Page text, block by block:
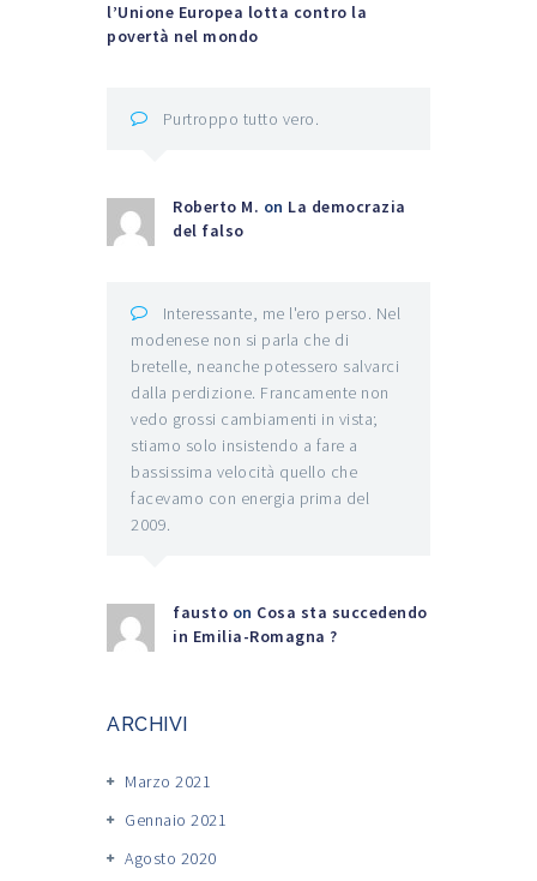
l’Unione Europea lotta contro la
povertà nel mondo
Purtroppo tutto vero.
Roberto M. on La democrazia
del falso
Interessante, me l'ero perso. Nel
modenese non si parla che di
bretelle, neanche potessero salvarci
dalla perdizione. Francamente non
vedo grossi cambiamenti in vista;
stiamo solo insistendo a fare a
bassissima velocità quello che
facevamo con energia prima del
2009.
fausto on Cosa sta succedendo
in Emilia-Romagna ?
ARCHIVI
Marzo 2021
Gennaio 2021
Agosto 2020